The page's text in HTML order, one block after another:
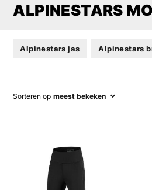
ALPINESTARS
Alpinestars jas Alpinestars
Sorteren op meest bekeken